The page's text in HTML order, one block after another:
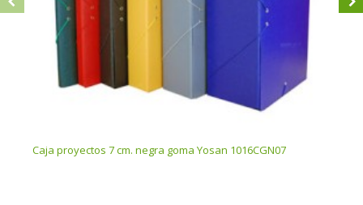
Caja proyectos 7 cm. negra goma Yosan 1016CGN07